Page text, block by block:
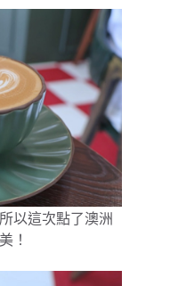
以這次點了澳洲
！